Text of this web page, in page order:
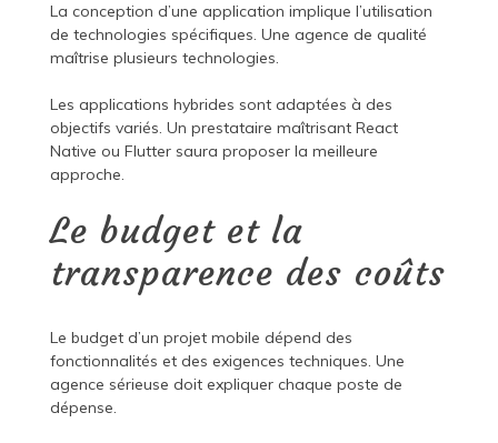
La conception d’une application implique l’utilisation
de technologies spécifiques. Une agence de qualité
maîtrise plusieurs technologies.
Les applications hybrides sont adaptées à des
objectifs variés. Un prestataire maîtrisant React
Native ou Flutter saura proposer la meilleure
approche.
Le budget et la
transparence des coûts
Le budget d’un projet mobile dépend des
fonctionnalités et des exigences techniques. Une
agence sérieuse doit expliquer chaque poste de
dépense.